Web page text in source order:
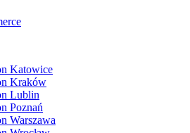
Katowice
Kraków
Lublin
Poznań
Warszawa